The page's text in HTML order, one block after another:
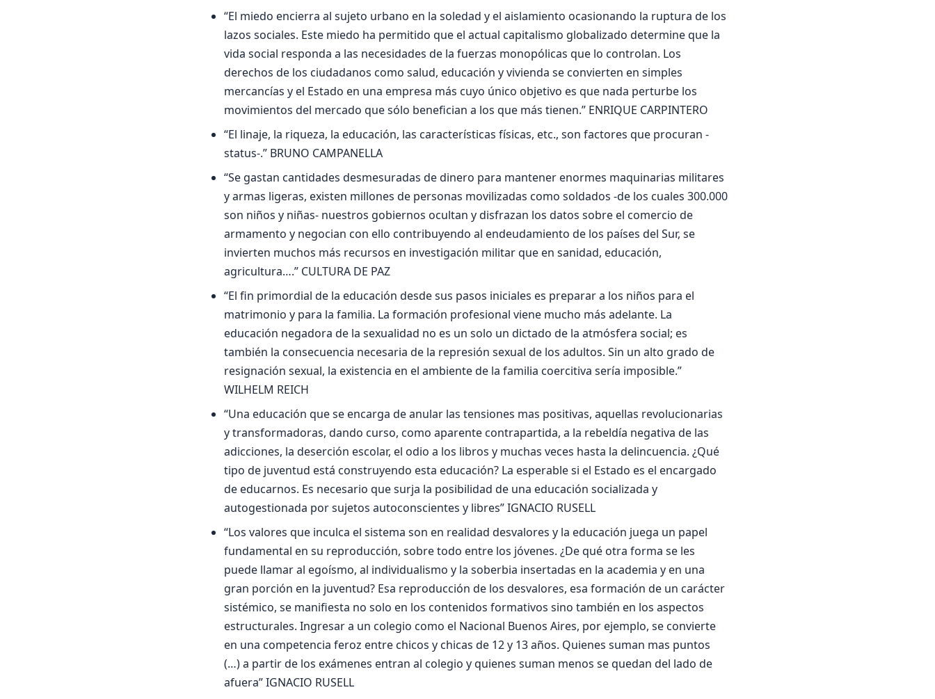
“El miedo encierra al sujeto urbano en la soledad y el aislamiento ocasionando la ruptura de los
lazos sociales. Este miedo ha permitido que el actual capitalismo globalizado determine que la
vida social responda a las necesidades de la fuerzas monopólicas que lo controlan. Los
derechos de los ciudadanos como salud, educación y vivienda se convierten en simples
mercancías y el Estado en una empresa más cuyo único objetivo es que nada perturbe los
movimientos del mercado que sólo benefician a los que más tienen.” ENRIQUE CARPINTERO
“El linaje, la riqueza, la educación, las características físicas, etc., son factores que procuran -
status-.” BRUNO CAMPANELLA
“Se gastan cantidades desmesuradas de dinero para mantener enormes maquinarias militares
y armas ligeras, existen millones de personas movilizadas como soldados -de los cuales 300.000
son niños y niñas- nuestros gobiernos ocultan y disfrazan los datos sobre el comercio de
armamento y negocian con ello contribuyendo al endeudamiento de los países del Sur, se
invierten muchos más recursos en investigación militar que en sanidad, educación,
agricultura….” CULTURA DE PAZ
“El fin primordial de la educación desde sus pasos iniciales es preparar a los niños para el
matrimonio y para la familia. La formación profesional viene mucho más adelante. La
educación negadora de la sexualidad no es un solo un dictado de la atmósfera social; es
también la consecuencia necesaria de la represión sexual de los adultos. Sin un alto grado de
resignación sexual, la existencia en el ambiente de la familia coercitiva sería imposible.”
WILHELM REICH
“Una educación que se encarga de anular las tensiones mas positivas, aquellas revolucionarias
y transformadoras, dando curso, como aparente contrapartida, a la rebeldía negativa de las
adicciones, la deserción escolar, el odio a los libros y muchas veces hasta la delincuencia. ¿Qué
tipo de juventud está construyendo esta educación? La esperable si el Estado es el encargado
de educarnos. Es necesario que surja la posibilidad de una educación socializada y
autogestionada por sujetos autoconscientes y libres” IGNACIO RUSELL
“Los valores que inculca el sistema son en realidad desvalores y la educación juega un papel
fundamental en su reproducción, sobre todo entre los jóvenes. ¿De qué otra forma se les
puede llamar al egoísmo, al individualismo y la soberbia insertadas en la academia y en una
gran porción en la juventud? Esa reproducción de los desvalores, esa formación de un carácter
sistémico, se manifiesta no solo en los contenidos formativos sino también en los aspectos
estructurales. Ingresar a un colegio como el Nacional Buenos Aires, por ejemplo, se convierte
en una competencia feroz entre chicos y chicas de 12 y 13 años. Quienes suman mas puntos
(…) a partir de los exámenes entran al colegio y quienes suman menos se quedan del lado de
afuera” IGNACIO RUSELL